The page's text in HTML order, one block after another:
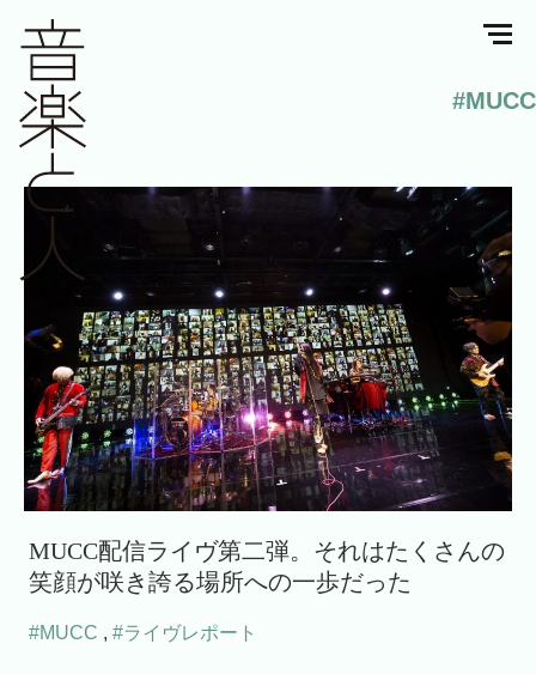
#MUCC
MUCC配信ライヴ第二弾。それはたくさんの
笑顔が咲き誇る場所への一歩だった
#MUCC , #ライヴレポート